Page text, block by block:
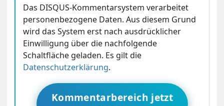
Das DISQUS-Kommentarsystem verarbeitet
personenbezogene Daten. Aus diesem Grund
wird das System erst nach ausdrücklicher
Einwilligung über die nachfolgende
Schaltfläche geladen. Es gilt die
Datenschutzerklärung.
Kommentarbereich jetzt